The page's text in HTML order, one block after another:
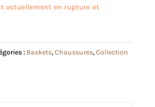
actuellement en rupture et
: Baskets,Chaussures,Collection